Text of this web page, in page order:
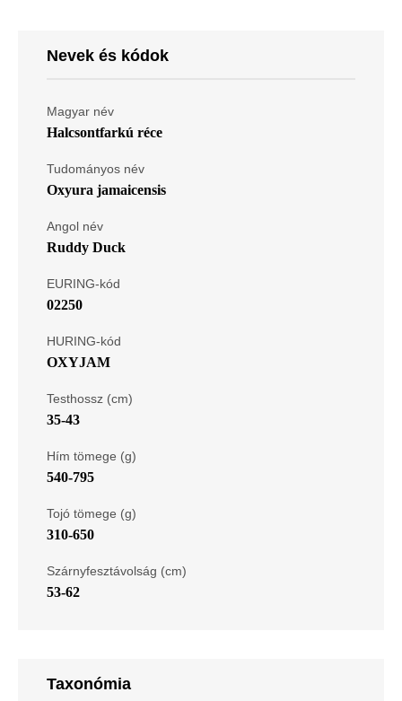
Nevek és kódok
Magyar név
Halcsontfarkú réce
Tudományos név
Oxyura jamaicensis
Angol név
Ruddy Duck
EURING-kód
02250
HURING-kód
OXYJAM
Testhossz (cm)
35-43
Hím tömege (g)
540-795
Tojó tömege (g)
310-650
Szárnyfesztávolság (cm)
53-62
Taxonómia